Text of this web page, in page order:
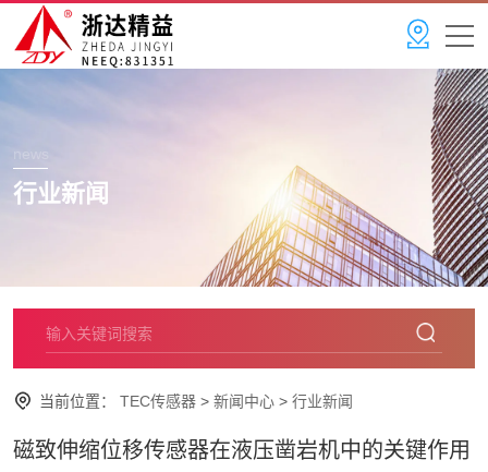
行业新闻
当前位置： TEC传感器 > 新闻中心 > 行业新闻
磁致伸缩位移传感器在液压凿岩机中的关键作用